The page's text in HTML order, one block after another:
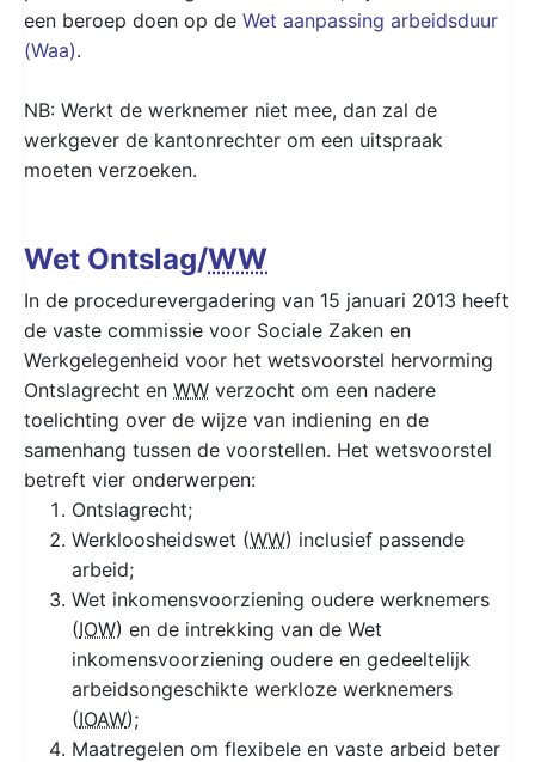
een beroep doen op de Wet aanpassing arbeidsduur
(Waa).
NB: Werkt de werknemer niet mee, dan zal de
werkgever de kantonrechter om een uitspraak
moeten verzoeken.
Wet Ontslag/WW
In de procedurevergadering van 15 januari 2013 heeft
de vaste commissie voor Sociale Zaken en
Werkgelegenheid voor het wetsvoorstel hervorming
Ontslagrecht en WW verzocht om een nadere
toelichting over de wijze van indiening en de
samenhang tussen de voorstellen. Het wetsvoorstel
betreft vier onderwerpen:
Ontslagrecht;
Werkloosheidswet (WW) inclusief passende
arbeid;
Wet inkomensvoorziening oudere werknemers
(IOW) en de intrekking van de Wet
inkomensvoorziening oudere en gedeeltelijk
arbeidsongeschikte werkloze werknemers
(IOAW);
Maatregelen om flexibele en vaste arbeid beter